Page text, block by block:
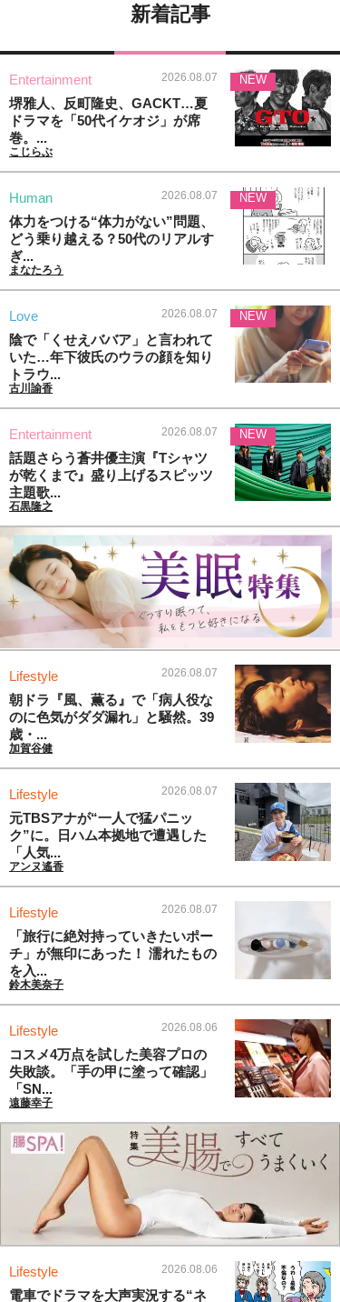
新着記事
Entertainment 2026.08.07
堺雅人、反町隆史、GACKT…夏
ドラマを「50代イケオジ」が席
巻。...
こじらぶ
NEW
Human 2026.08.07
体力をつける“体力がない”問題、
どう乗り越える？50代のリアルす
ぎ...
まなたろう
NEW
Love 2026.08.07
陰で「くせえババア」と言われて
いた…年下彼氏のウラの顔を知り
トラウ...
古川諭香
NEW
Entertainment 2026.08.07
話題さらう蒼井優主演『Tシャツ
が乾くまで』盛り上げるスピッツ
主題歌...
石黒隆之
NEW
Lifestyle 2026.08.07
朝ドラ『風、薫る』で「病人役な
のに色気がダダ漏れ」と騒然。39
歳・...
加賀谷健
Lifestyle 2026.08.07
元TBSアナが“一人で猛パニッ
ク”に。日ハム本拠地で遭遇した
「人気...
アンヌ遙香
Lifestyle 2026.08.07
「旅行に絶対持っていきたいポー
チ」が無印にあった！ 濡れたもの
を入...
鈴木美奈子
Lifestyle 2026.08.06
コスメ4万点を試した美容プロの
失敗談。「手の甲に塗って確認」
「SN...
遠藤幸子
Lifestyle 2026.08.06
電車でドラマを大声実況する“ネ